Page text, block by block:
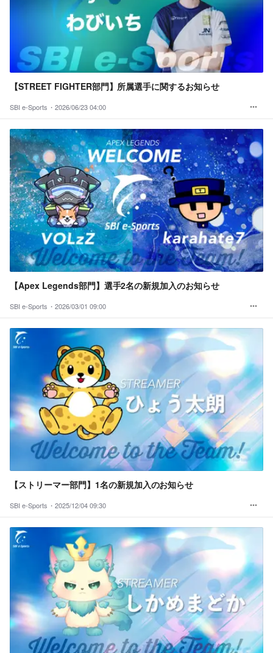
【STREET FIGHTER部門】所属選手に関するお知らせ
SBI e-Sports・ 2026/06/23 04:00
【Apex Legends部門】選手2名の新規加入のお知らせ
SBI e-Sports・ 2026/03/01 09:00
【ストリーマー部門】1名の新規加入のお知らせ
SBI e-Sports・ 2025/12/04 09:30